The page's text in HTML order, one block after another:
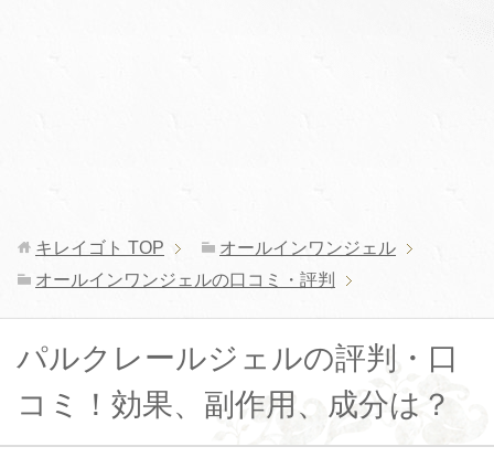
キレイゴト TOP
オールインワンジェル
オールインワンジェルの口コミ・評判
パルクレールジェルの評判・口
コミ！効果、副作用、成分は？